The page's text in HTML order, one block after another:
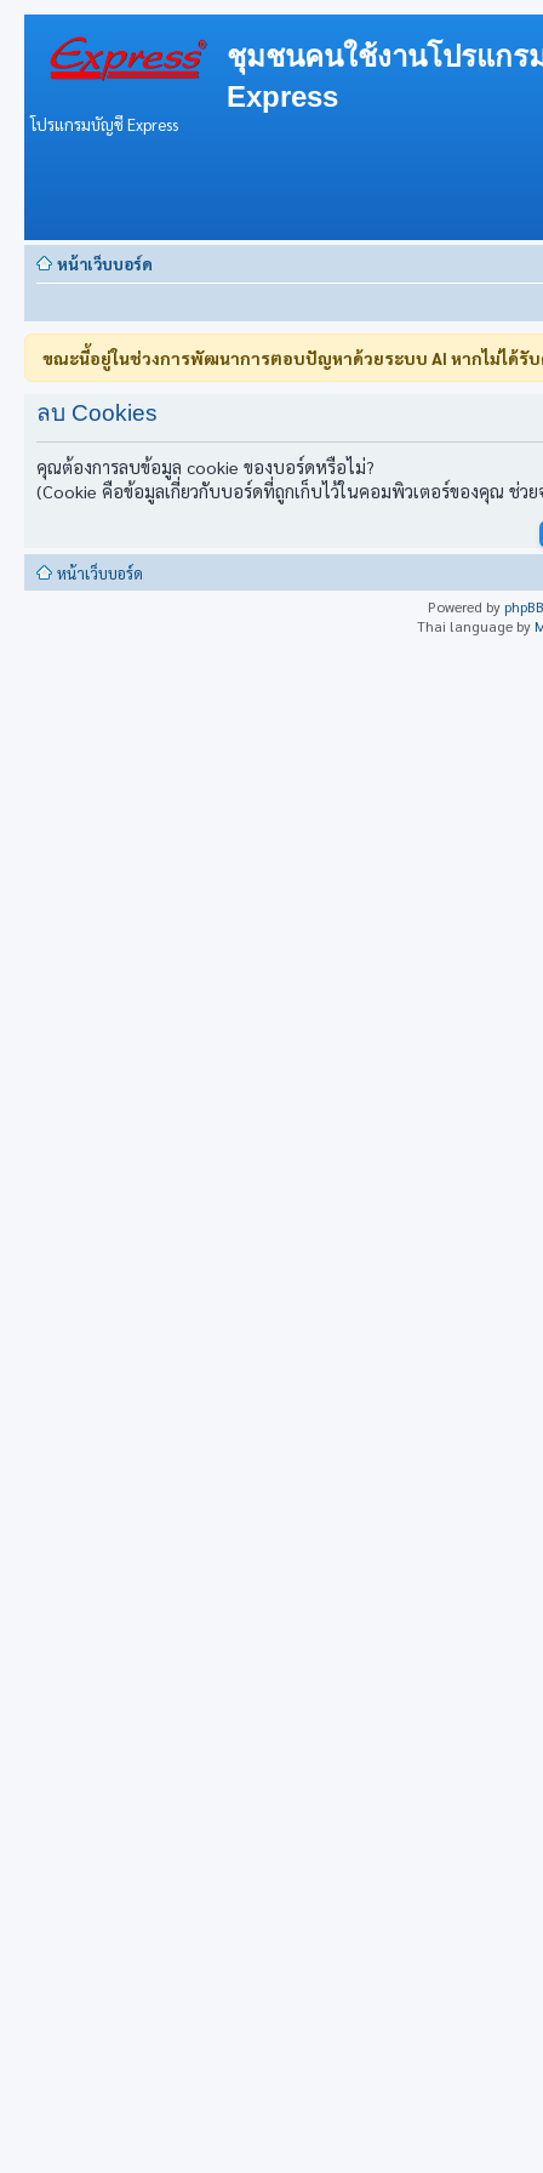
ชุมชนคนใช้งานโปรแก
Express
โปรแกรมบัญชี Express
หน้าเว็บบอร์ด
ขณะนี้อยู่ในช่วงการพัฒนาการตอบปัญหาด้วยระบบ AI หากไม่ได้รั
ลบ Cookies
คุณต้องการลบข้อมูล cookie ของบอร์ดหรือไม่?
(Cookie คือข้อมูลเกี่ยวกับบอร์ดที่ถูกเก็บไว้ในคอมพิวเตอร์ของคุณ ช่ว
หน้าเว็บบอร์ด
Powered by phpBB
Thai language by